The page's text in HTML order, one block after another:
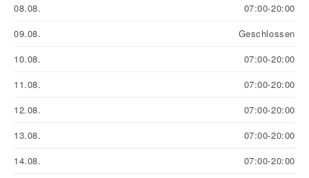
08.08.
07:00-20:00
09.08.
Geschlossen
10.08.
07:00-20:00
11.08.
07:00-20:00
12.08.
07:00-20:00
13.08.
07:00-20:00
14.08.
07:00-20:00